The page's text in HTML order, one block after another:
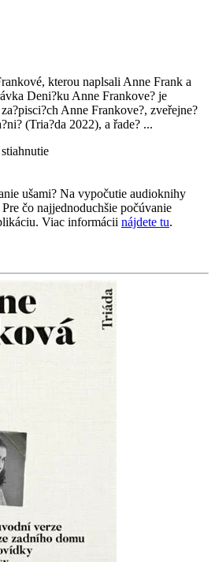
kterou naplsali Anne Frank a
Deni?ku Anne Frankove? je
Anne Frankove?, zveřejne?
(Tria?da 2022), a řade? ...
ušami? Na vypočutie audioknihy
čo najjednoduchšie počúvanie
Viac informácii nájdete tu.